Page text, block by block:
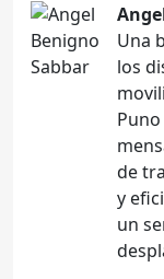
Una
los
de
y
un